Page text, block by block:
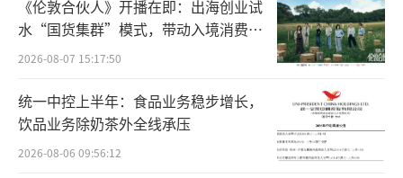
持着商人思维方式。
特朗普主张对内实施宽松的经济政策，对
外实施孤立外交政策。
在此次竞选中，特朗普提出用减税、放松
《伦敦合伙人》开播在即：出海创业试
水“国货集群”模式，带动入境消费反
向种草
2026-08-07 15:17:50
统一中控上半年：食品业务稳步增长，
饮品业务除奶茶外全线承压
2026-08-06 09:56:12